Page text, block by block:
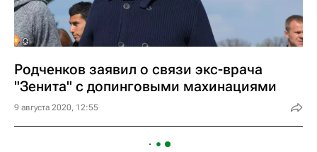
Родченков заявил о связи экс-врача
"Зенита" с допинговыми махинациями
9 августа 2020, 12:55